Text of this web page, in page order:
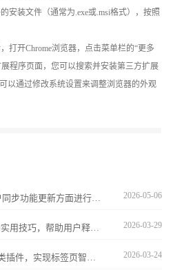
安装文件（通常为.exe或.msi格式），按照
打开Chrome浏览器，点击菜单栏的“更多
程序页面，您可以搜索并安装第三方扩展
以通过修改系统设置来调整浏览器的外观
2026-05-06
2026-03-29
2026-03-24